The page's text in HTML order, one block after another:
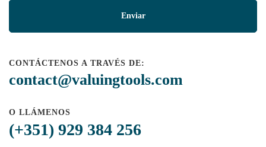
CONTÁCTENOS A TRAVÉS DE:
contact@valuingtools.com
O LLÁMENOS
(+351) 929 384 256